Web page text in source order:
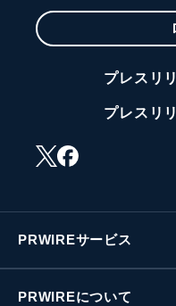
プレスリ
プレスリ
PRWIREサービス
PRWIREについて